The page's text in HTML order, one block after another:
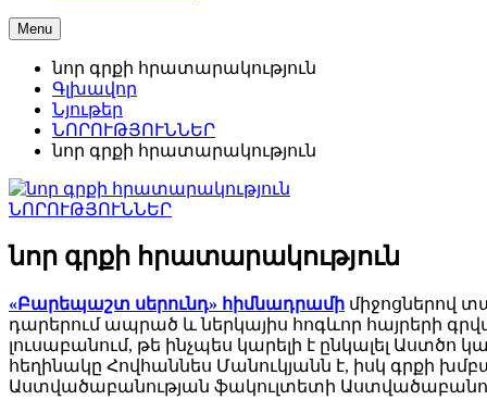
Menu
նոր գրքի հրատարակություն
Գլխավոր
Նյութեր
ՆՈՐՈՒԹՅՈՒՆՆԵՐ
նոր գրքի հրատարակություն
ՆՈՐՈՒԹՅՈՒՆՆԵՐ
նոր գրքի հրատարակություն
«Բարեպաշտ սերունդ» հիմնադրամի միջոցներով
դարերում ապրած և ներկայիս հոգևոր հայրերի
լուսաբանում, թե ինչպես կարելի է ընկալել
հեղինակը Հովհաննես Մանուկյանն է, իսկ գրքի
Աստվածաբանության ֆակուլտետի